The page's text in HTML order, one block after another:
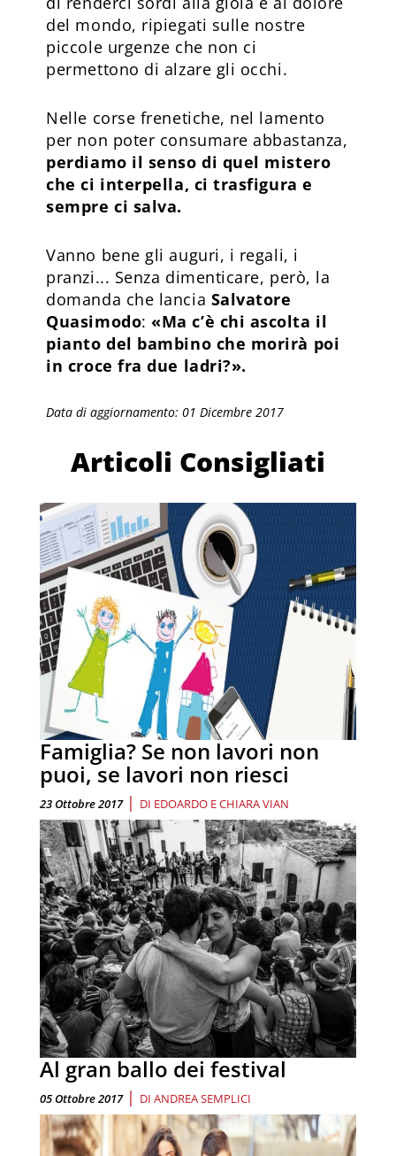
del mondo, ripiegati sulle nostre
piccole urgenze che non ci
permettono di alzare gli occhi.
Nelle corse frenetiche, nel lamento
per non poter consumare abbastanza,
perdiamo il senso di quel mistero
che ci interpella, ci trasfigura e
sempre ci salva.
Vanno bene gli auguri, i regali, i
pranzi... Senza dimenticare, però, la
domanda che lancia Salvatore
Quasimodo: «Ma c’è chi ascolta il
pianto del bambino che morirà poi
in croce fra due ladri?».
Data di aggiornamento: 01 Dicembre 2017
Articoli Consigliati
Famiglia? Se non lavori non
puoi, se lavori non riesci
23 Ottobre 2017 | DI EDOARDO E CHIARA VIAN
Al gran ballo dei festival
05 Ottobre 2017 | DI ANDREA SEMPLICI